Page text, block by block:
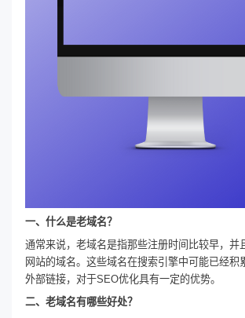
一、什么是老域名？
通常来说，老域名是指那些注册时间比较早，并
网站的域名。这些域名在搜索引擎中可能已经积
外部链接，对于SEO优化具有一定的优势。
二、老域名有哪些好处？